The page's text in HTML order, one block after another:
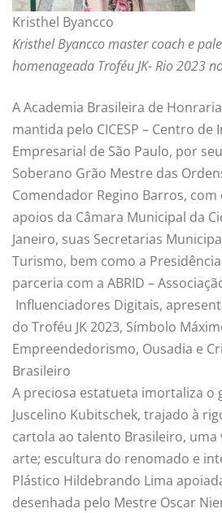
Kristhel Byancco
Kristhel Byancco master coach e
homenageada Troféu JK- Rio 2023
A Academia Brasileira de
mantida pelo CICESP – Centro
Empresarial de São Paulo, por
Soberano Grão Mestre das
Comendador Regino Barros,
apoios da Câmara Municipal da
Janeiro, suas Secretarias
Turismo, bem como a
parceria com a ABRID –
Influenciadores Digitais,
do Troféu JK 2023, Símbolo
Empreendedorismo, Ousadia e
Brasileiro
A preciosa estatueta imortaliza o
Juscelino Kubitschek, trajado à
cartola ao talento Brasileiro,
arte; escultura do renomado e
Plástico Hildebrando Lima
desenhada pelo Mestre Oscar